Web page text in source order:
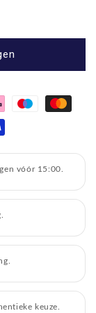
vóór 15:00.
keuze.